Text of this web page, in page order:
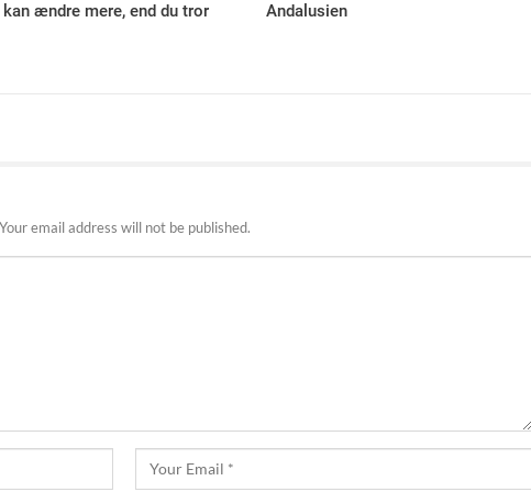
kan ændre mere, end du tror
Andalusien
Your email address will not be published.